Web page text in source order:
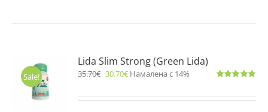
Sale!
Lida Slim Strong (Green Lida)
35.70€ 30.70€ Намалена с 14%